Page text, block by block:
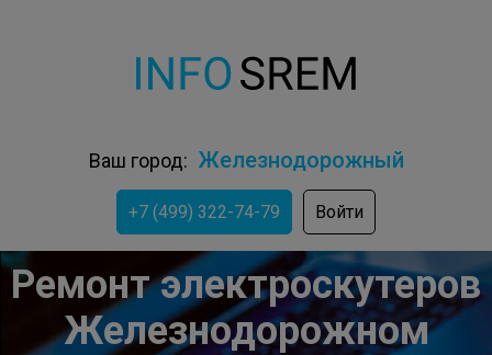
Ваш город: Железнодорожный
+7 (499) 322-74-79 Войти
Ремонт электроскутеров
Железнодорожном